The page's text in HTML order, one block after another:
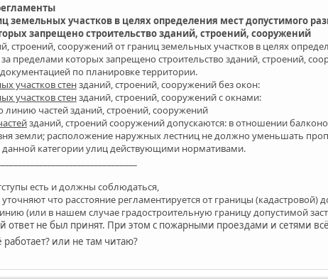
земельных участков в целях определения мест допустимого
запрещено строительство зданий, строений, сооружений
строений, сооружений от границ земельных участков в целях
пределами которых запрещено строительство зданий, строений,
по планировке территории.
участков стензданий, строений, сооружений без окон:
участков стензданий, строений, сооружений с окнами:
частей зданий, строений, сооружений
зданий, строений сооружений допускаются: в отношении
земли; расположение наружных лестниц не должно уменьшать
категории улиц действующими нормативами.
есть и должны соблюдаться,
что расстояние регламентируется от границы (кадастровой)
(или в нашем случае градостроительную границу допустимой
ответ не был принят. При этом с пожарными проездами и сетями
или не там читаю?